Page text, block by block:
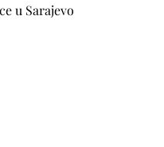
u Sarajevo